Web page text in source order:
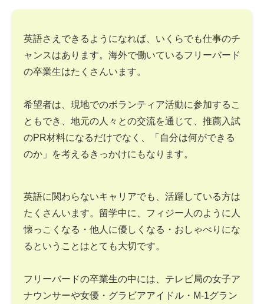
英語さえできるようになれば、いくらでも仕事のチ
ャンスはあります。海外で働いているフリーバード
の卒業生はたくさんいます。
希望者は、現地でのボランティア活動に参加するこ
ともでき、地元の人々との交流を通じて、推薦入試
のPR材料になるだけでなく、「自分は何ができる
のか」を考えるきっかけにもなります。
英語に関わらないキャリアでも、活躍している方は
たくさんいます。留学中に、フィジー人のように人
懐っこくなる・他人に優しくなる・おしゃべりにな
るということはとても大切です。
フリーバードの卒業生の中には、テレビ局の女子ア
ナウンサーや女優・グラビアアイドル・M-1グラン